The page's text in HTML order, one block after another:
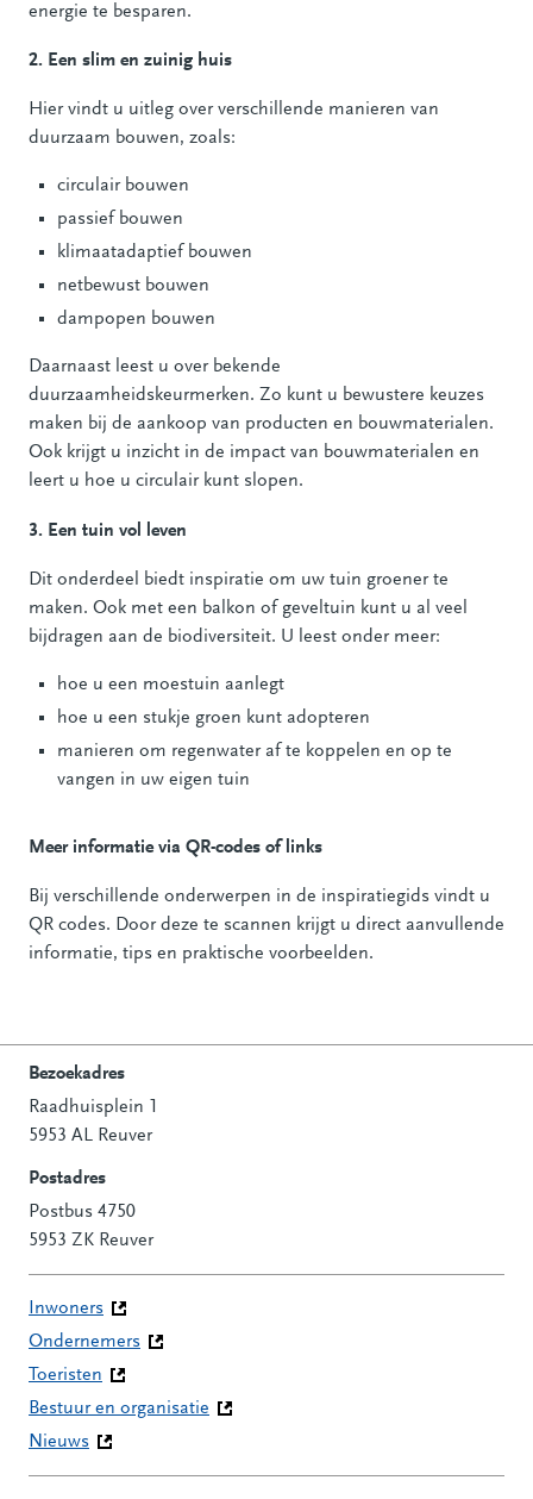
energie te besparen.
2. Een slim en zuinig huis
Hier vindt u uitleg over verschillende manieren van
duurzaam bouwen, zoals:
circulair bouwen
passief bouwen
klimaatadaptief bouwen
netbewust bouwen
dampopen bouwen
Daarnaast leest u over bekende
duurzaamheidskeurmerken. Zo kunt u bewustere keuzes
maken bij de aankoop van producten en bouwmaterialen.
Ook krijgt u inzicht in de impact van bouwmaterialen en
leert u hoe u circulair kunt slopen.
3. Een tuin vol leven
Dit onderdeel biedt inspiratie om uw tuin groener te
maken. Ook met een balkon of geveltuin kunt u al veel
bijdragen aan de biodiversiteit. U leest onder meer:
hoe u een moestuin aanlegt
hoe u een stukje groen kunt adopteren
manieren om regenwater af te koppelen en op te
vangen in uw eigen tuin
Meer informatie via QR-codes of links
Bij verschillende onderwerpen in de inspiratiegids vindt u
QR codes. Door deze te scannen krijgt u direct aanvullende
informatie, tips en praktische voorbeelden.
Contactinformatie
Bezoekadres
Raadhuisplein 1
5953 AL Reuver
Postadres
Postbus 4750
5953 ZK Reuver
Inwoners
Ondernemers
Toeristen
Bestuur en organisatie
Nieuws